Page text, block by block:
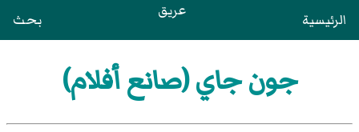
الرئيسية عريق بحث
جون جاي (صانع أفلام)